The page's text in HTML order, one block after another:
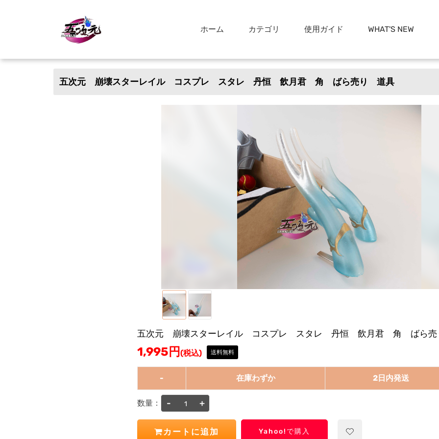
ホーム カテゴリ 使用ガイド WHAT'S NEW
五次元 崩壊スターレイル コスプレ スタレ 丹恒 飲月君 角 ばら売り 道具
五次元 崩壊スターレイル コスプレ スタレ 丹恒 飲月君 角 ばら
1,995 円 (税込) 送料無料
- 在庫わずか 2日内発送
数量： - +
カートに追加 Yahoo!で購入